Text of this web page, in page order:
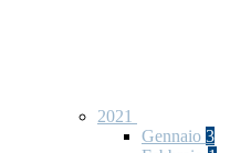
2021
Gennaio 3